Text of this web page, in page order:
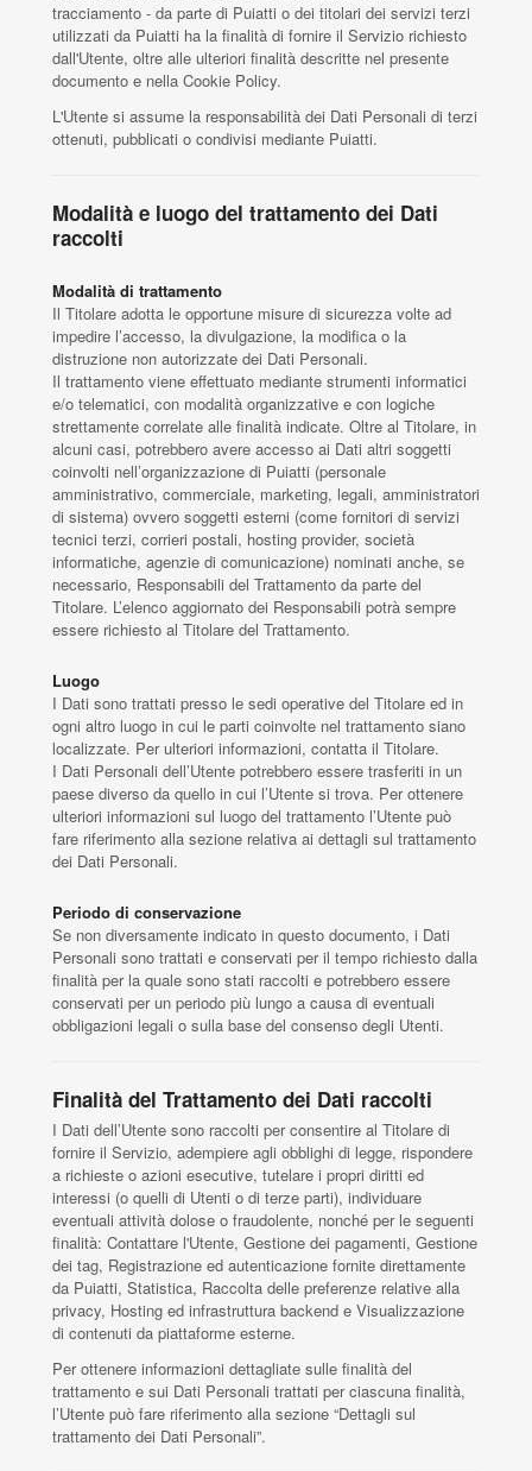
tracciamento - da parte di Puiatti o dei titolari dei servizi terzi
utilizzati da Puiatti ha la finalità di fornire il Servizio richiesto
dall'Utente, oltre alle ulteriori finalità descritte nel presente
documento e nella Cookie Policy.
L'Utente si assume la responsabilità dei Dati Personali di terzi
ottenuti, pubblicati o condivisi mediante Puiatti.
Modalità e luogo del trattamento dei Dati
raccolti
Modalità di trattamento
Il Titolare adotta le opportune misure di sicurezza volte ad
impedire l’accesso, la divulgazione, la modifica o la
distruzione non autorizzate dei Dati Personali.
Il trattamento viene effettuato mediante strumenti informatici
e/o telematici, con modalità organizzative e con logiche
strettamente correlate alle finalità indicate. Oltre al Titolare, in
alcuni casi, potrebbero avere accesso ai Dati altri soggetti
coinvolti nell’organizzazione di Puiatti (personale
amministrativo, commerciale, marketing, legali, amministratori
di sistema) ovvero soggetti esterni (come fornitori di servizi
tecnici terzi, corrieri postali, hosting provider, società
informatiche, agenzie di comunicazione) nominati anche, se
necessario, Responsabili del Trattamento da parte del
Titolare. L’elenco aggiornato dei Responsabili potrà sempre
essere richiesto al Titolare del Trattamento.
Luogo
I Dati sono trattati presso le sedi operative del Titolare ed in
ogni altro luogo in cui le parti coinvolte nel trattamento siano
localizzate. Per ulteriori informazioni, contatta il Titolare.
I Dati Personali dell’Utente potrebbero essere trasferiti in un
paese diverso da quello in cui l’Utente si trova. Per ottenere
ulteriori informazioni sul luogo del trattamento l’Utente può
fare riferimento alla sezione relativa ai dettagli sul trattamento
dei Dati Personali.
Periodo di conservazione
Se non diversamente indicato in questo documento, i Dati
Personali sono trattati e conservati per il tempo richiesto dalla
finalità per la quale sono stati raccolti e potrebbero essere
conservati per un periodo più lungo a causa di eventuali
obbligazioni legali o sulla base del consenso degli Utenti.
Finalità del Trattamento dei Dati raccolti
I Dati dell’Utente sono raccolti per consentire al Titolare di
fornire il Servizio, adempiere agli obblighi di legge, rispondere
a richieste o azioni esecutive, tutelare i propri diritti ed
interessi (o quelli di Utenti o di terze parti), individuare
eventuali attività dolose o fraudolente, nonché per le seguenti
finalità: Contattare l'Utente, Gestione dei pagamenti, Gestione
dei tag, Registrazione ed autenticazione fornite direttamente
da Puiatti, Statistica, Raccolta delle preferenze relative alla
privacy, Hosting ed infrastruttura backend e Visualizzazione
di contenuti da piattaforme esterne.
Per ottenere informazioni dettagliate sulle finalità del
trattamento e sui Dati Personali trattati per ciascuna finalità,
l’Utente può fare riferimento alla sezione “Dettagli sul
trattamento dei Dati Personali”.